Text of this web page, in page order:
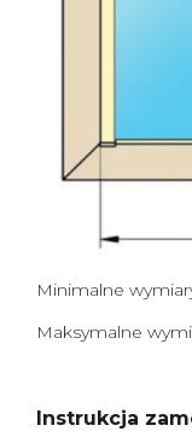
Minimalne
Maksymalne
Instrukcja